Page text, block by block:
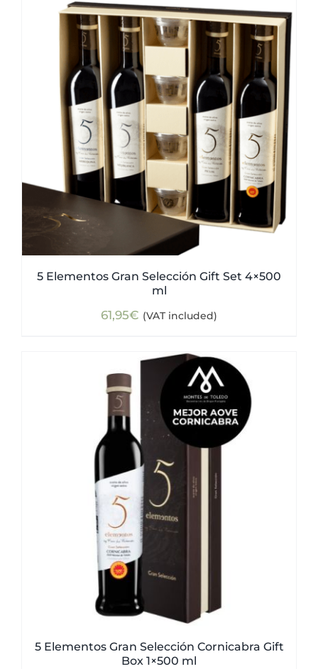
5 Elementos Gran Selección Gift Set 4×500
ml
61,95€ (VAT included)
5 Elementos Gran Selección Cornicabra Gift
Box 1×500 ml